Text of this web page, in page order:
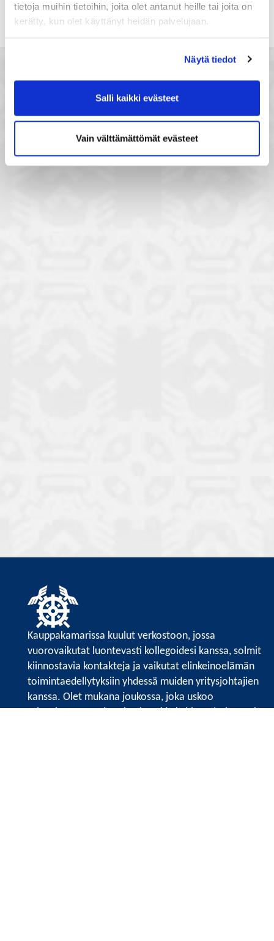
tietoja muihin tietoihin, joita olet antanut heille tai joita on
kerätty, kun olet käyttänyt heidän palvelujaan.
Näytä tiedot
Salli kaikki evästeet
Vain välttämättömät evästeet
Kauppakamarissa kuulut verkostoon, jossa
vuorovaikutat luontevasti kollegoidesi kanssa, solmit
kiinnostavia kontakteja ja vaikutat elinkeinoelämän
toimintaedellytyksiin yhdessä muiden yritysjohtajien
kanssa. Olet mukana joukossa, joka uskoo